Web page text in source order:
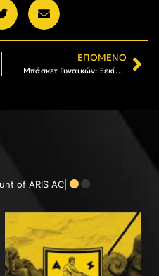
ΕΠΌΜΕΝΟ
Μπάσκετ Γυναικών: Ξεκίνησαν οι εγγραφές στην Ακαδημία, έναρξη τμημάτων στις 10/09
of ARIS AC|